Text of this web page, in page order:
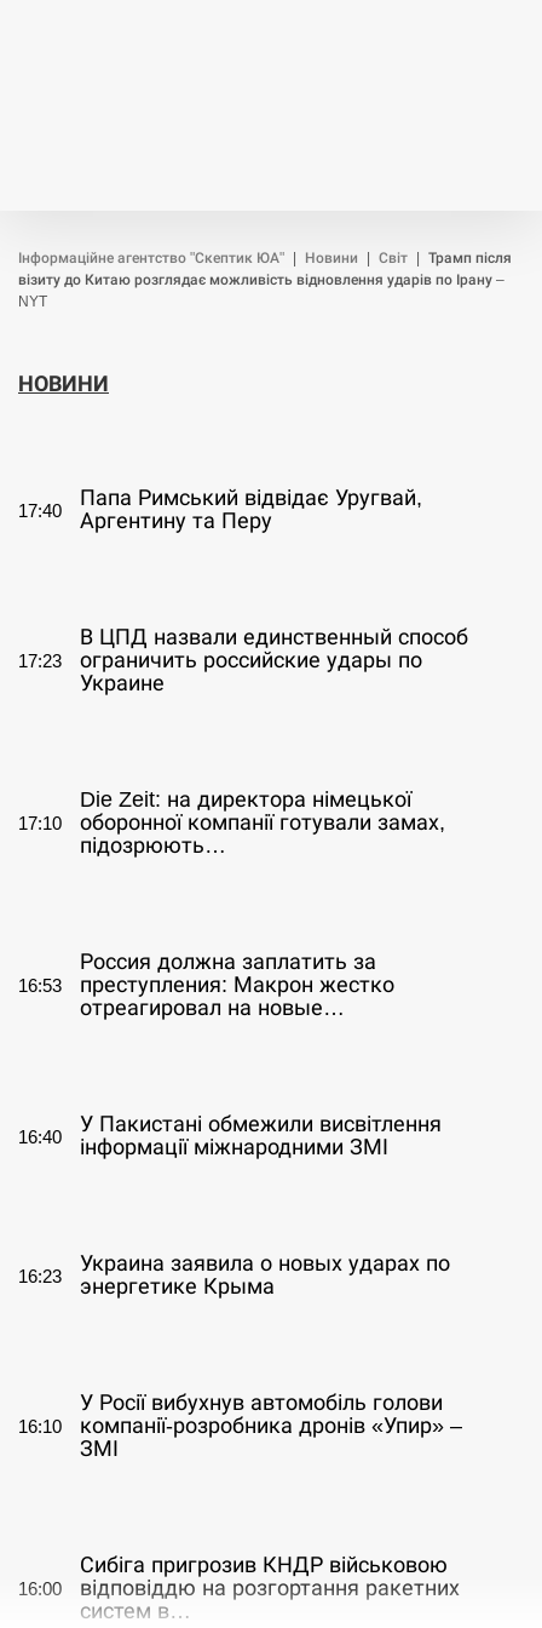
Інформаційне агентство "Скептик ЮА" Новини Світ
Трамп після
візиту до Китаю розглядає можливість відновлення ударів по Ірану –
NYT
НОВИНИ
17:40
Папа Римський відвідає Уругвай,
Аргентину та Перу
17:23
В ЦПД назвали единственный способ
ограничить российские удары по
Украине
17:10
Die Zeit: на директора німецької
оборонної компанії готували замах,
підозрюють…
16:53
Россия должна заплатить за
преступления: Макрон жестко
отреагировал на новые…
16:40
У Пакистані обмежили висвітлення
інформації міжнародними ЗМІ
16:23
Украина заявила о новых ударах по
энергетике Крыма
16:10
У Росії вибухнув автомобіль голови
компанії-розробника дронів «Упир» –
ЗМІ
16:00
Сибіга пригрозив КНДР військовою
відповіддю на розгортання ракетних
систем в…